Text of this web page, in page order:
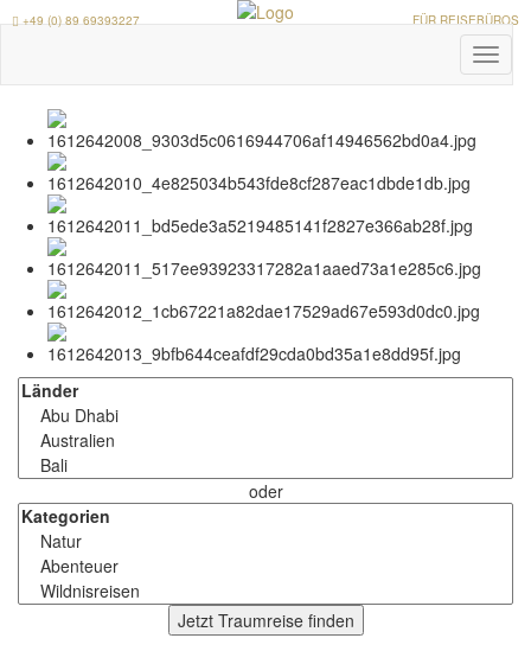
+49 (0) 89 69393227 FÜR REISEBÜROS
oder
Jetzt Traumreise finden